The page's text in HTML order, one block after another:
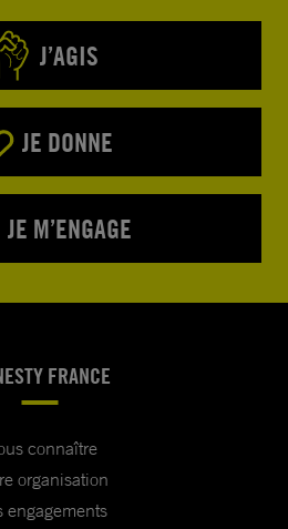
J’AGIS
JE DONNE
JE M’ENGAGE
FRANCE
connaître
organisation
engagements